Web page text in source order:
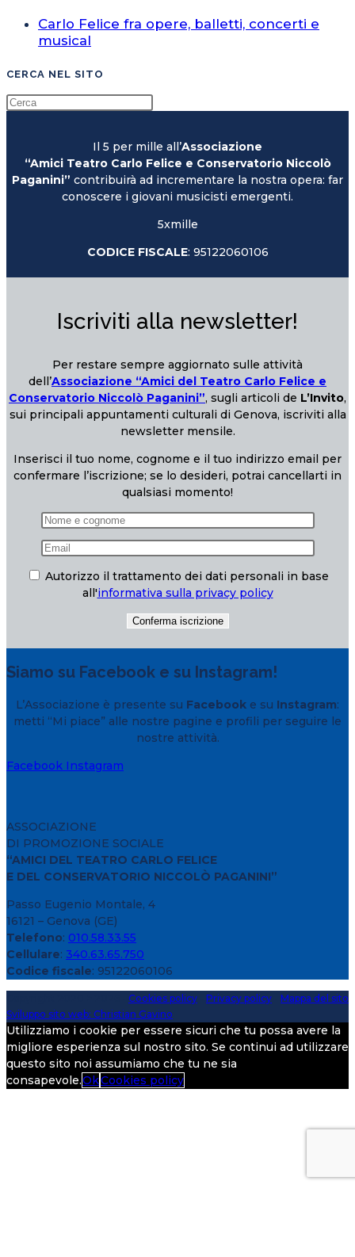
Carlo Felice fra opere, balletti, concerti e
musical
CERCA NEL SITO
Il 5 per mille all’Associazione
“Amici Teatro Carlo Felice e Conservatorio Niccolò
Paganini” contribuirà ad incrementare la nostra opera: far
conoscere i giovani musicisti emergenti.
5xmille
CODICE FISCALE: 95122060106
Iscriviti alla newsletter!
Per restare sempre aggiornato sulle attività
dell’Associazione “Amici del Teatro Carlo Felice e
Conservatorio Niccolò Paganini”, sugli articoli de L’Invito,
sui principali appuntamenti culturali di Genova, iscriviti alla
newsletter mensile.
Inserisci il tuo nome, cognome e il tuo indirizzo email per
confermare l’iscrizione; se lo desideri, potrai cancellarti in
qualsiasi momento!
Autorizzo il trattamento dei dati personali in base
all'informativa sulla privacy policy
Siamo su Facebook e su Instagram!
L’Associazione è presente su Facebook e su Instagram:
metti “Mi piace” alle nostre pagine e profili per seguire le
nostre attività.
Facebook Instagram
ASSOCIAZIONE
DI PROMOZIONE SOCIALE
“AMICI DEL TEATRO CARLO FELICE
E DEL CONSERVATORIO NICCOLÒ PAGANINI”
Passo Eugenio Montale, 4
16121 – Genova (GE)
Telefono: 010.58.33.55
Cellulare: 340.63.65.750
Codice fiscale: 95122060106
Cookies policy Privacy policy
Mappa del sito
Sviluppo sito web: Christian Gavino
Utilizziamo i cookie per essere sicuri che tu possa avere la
migliore esperienza sul nostro sito. Se continui ad utilizzare
questo sito noi assumiamo che tu ne sia
consapevole.OkCookies policy